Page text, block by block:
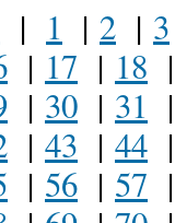
| 1 | 2 | 3
| 17 | 18
| 30 | 31
| 43 | 44
| 56 | 57